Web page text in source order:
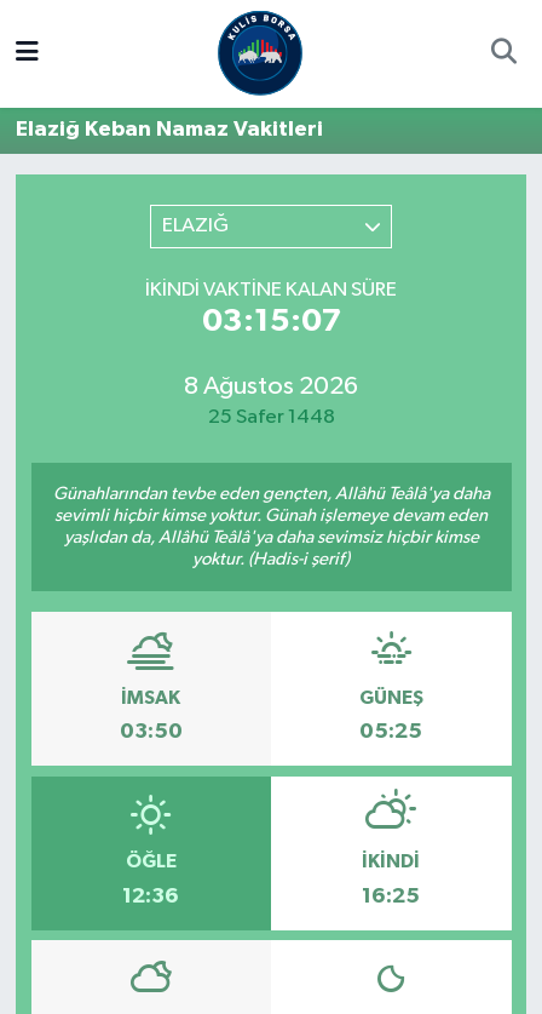
Elaziğ Keban Namaz Vakitleri
ELAZIĞ
İKINDI VAKTINE KALAN SÜRE
03:15:07
8 Ağustos 2026
25 Safer 1448
Günahlarından tevbe eden gençten, Allâhü Teâlâ'ya daha
sevimli hiçbir kimse yoktur. Günah işlemeye devam eden
yaşlıdan da, Allâhü Teâlâ'ya daha sevimsiz hiçbir kimse
yoktur. (Hadis-i şerif)
İMSAK
03:50
GÜNEŞ
05:25
ÖĞLE
12:36
İKINDI
16:25
Hisse Yorumu
Kulis Haber
Halka Arzlar
Trafik Durumu
Süper Lig Puan Durumu ve Fikstür
Tüm Manşetler